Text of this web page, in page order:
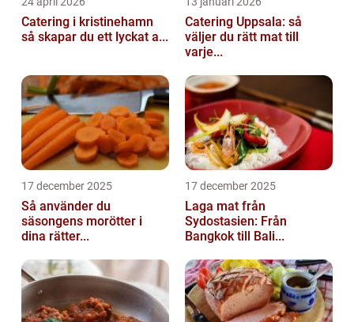
Catering i kristinehamn
så skapar du ett lyckat a...
Catering Uppsala: så
väljer du rätt mat till
varje...
17 december 2025
Så använder du
säsongens morötter i
dina rätter...
17 december 2025
Laga mat från
Sydostasien: Från
Bangkok till Bali...